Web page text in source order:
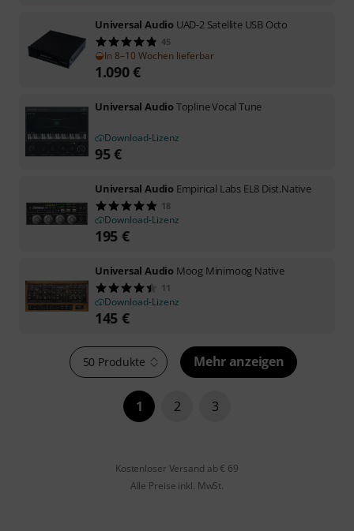
Universal Audio UAD-2 Satellite USB Octo
45
In 8–10 Wochen lieferbar
1.090€
Universal AudioTopline Vocal Tune
Download-Lizenz
95€
Universal Audio Empirical Labs EL8 Dist.Native
18
Download-Lizenz
195 €
Universal Audio Moog Minimoog Native
11
Download-Lizenz
145 €
50 Produkte Mehr anzeigen
1 2 3
Kostenloser Versand ab € 69
Alle Preise inkl. MwSt.